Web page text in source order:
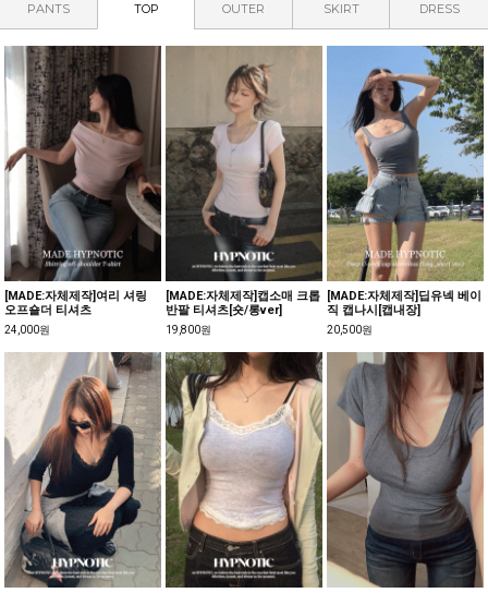
PANTS TOP OUTER SKIRT DRESS
[MADE:자체제작]여리 셔링
오프숄더 티셔츠
24,000원
[MADE:자체제작]캡소매 크롭
반팔 티셔츠[숏/롱ver]
19,800원
[MADE:자체제작]딥유넥 베이
직 캡나시[캡내장]
20,500원